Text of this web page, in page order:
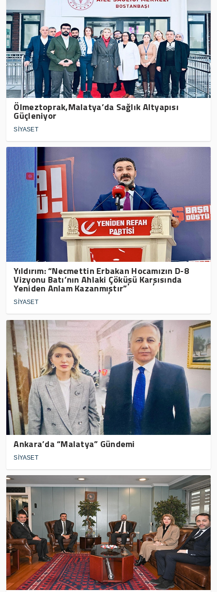
Ölmeztoprak,Malatya’da Sağlık Altyapısı
Güçleniyor
SİYASET
Yıldırım: “Necmettin Erbakan Hocamızın D-8
Vizyonu Batı’nın Ahlaki Çöküşü Karşısında
Yeniden Anlam Kazanmıştır”
SİYASET
Ankara’da “Malatya” Gündemi
SİYASET